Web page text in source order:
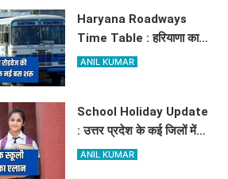
Haryana Roadways
Time Table : हरियाणा का
जहाज अब अम्बाला से वृन्दावन
टाइम टेबल
ANIL KUMAR
School Holiday Update
: उत्तर प्रदेश के कई जिलों में
अचानक स्कूली छुट्टियों का
ANIL KUMAR